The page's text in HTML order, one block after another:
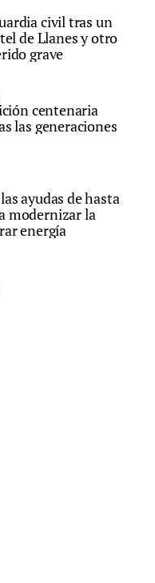
civil tras un
de Llanes y otro
grave
centenaria
las generaciones
ayudas de hasta
modernizar la
energía